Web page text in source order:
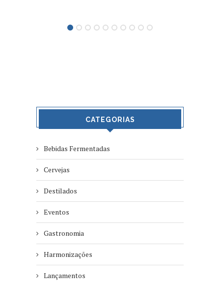
CATEGORIAS
Bebidas Fermentadas
Cervejas
Destilados
Eventos
Gastronomia
Harmonizações
Lançamentos